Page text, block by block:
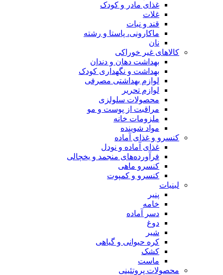
غذای مادر و کودک
غلات
قند و نبات
ماکارونی، پاستا و رشته
نان
کالاهای غیر خوراکی
بهداشت دهان و دندان
بهداشت و نگهداری کودک
لوازم بهداشتی مصرفی
لوازم تحریر
محصولات سلولزی
مراقبت از پوست و مو
ملزومات خانه
مواد شوینده
کنسرو و غذای آماده
غذای آماده و نودل
فرآورده‌های منجمد و یخچالی
کنسرو ماهی
کنسرو و کمپوت
لبنیات
پنیر
خامه
دسر آماده
دوغ
شیر
کره حیوانی و گیاهی
کشک
ماست
محصولات پروتئینی